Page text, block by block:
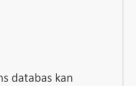
databas kan